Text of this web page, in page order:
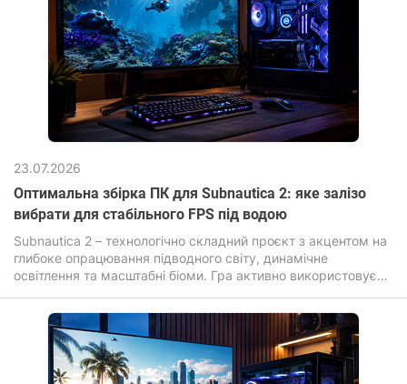
23.07.2026
Оптимальна збірка ПК для Subnautica 2: яке залізо
вибрати для стабільного FPS під водою
Subnautica 2 – технологічно складний проєкт з акцентом на
глибоке опрацювання підводного світу, динамічне
освітлення та масштабні біоми. Гра активно використовує
води, дальнє промальовування та високу щільність
об'єктів, що прямо впливає на вимоги до заліза.